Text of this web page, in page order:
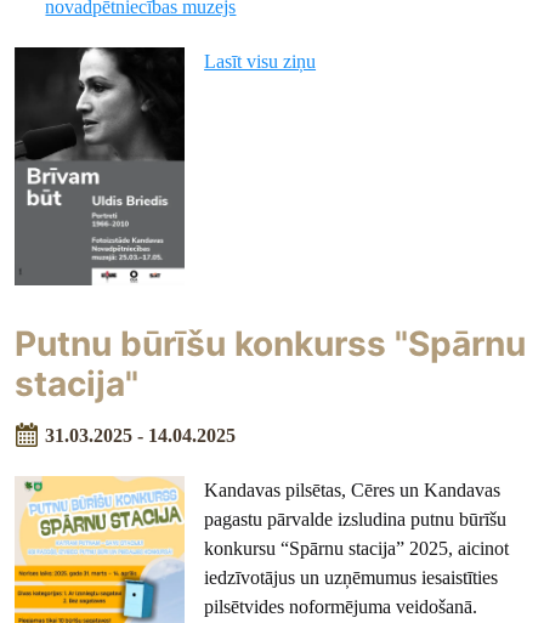
novadpētniecības muzejs
Lasīt visu ziņu
Putnu būrīšu konkurss "Spārnu
stacija"
31.03.2025 - 14.04.2025
Kandavas pilsētas, Cēres un Kandavas
pagastu pārvalde izsludina putnu būrīšu
konkursu “Spārnu stacija” 2025, aicinot
iedzīvotājus un uzņēmumus iesaistīties
pilsētvides noformējuma veidošanā.